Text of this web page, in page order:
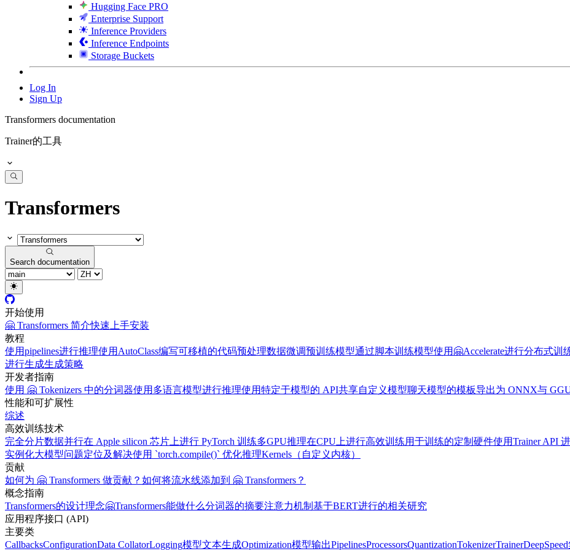
Hugging Face PRO
Enterprise Support
Inference Providers
Inference Endpoints
Storage Buckets
Log In
Sign Up
Transformers documentation
Trainer的工具
Transformers
Search documentation
开始使用
🤗 Transformers 简介快速上手安装
教程
使用pipelines进行推理使用AutoClass编写可移植的代码预处理数据微调预训练模型通过脚本训练模型使用🤗Accelerate进行分布式训
进行生成生成策略
开发者指南
使用 🤗 Tokenizers 中的分词器使用多语言模型进行推理使用特定于模型的 API共享自定义模型聊天模型的模板导出为 ONNX与
性能和可扩展性
综述
高效训练技术
完全分片数据并行在 Apple silicon 芯片上进行 PyTorch 训练多GPU推理在CPU上进行高效训练用于训练的定制硬件使用Trainer API
实例化大模型问题定位及解决使用 `torch.compile()` 优化推理Kernels（自定义内核）
贡献
如何为 🤗 Transformers 做贡献？ 如何将流水线添加到 🤗 Transformers？
概念指南
Transformers的设计理念🤗Transformers能做什么分词器的摘要注意力机制 基于BERT进行的相关研究
应用程序接口 (API)
主要类
CallbacksConfigurationData CollatorLogging模型文本生成Optimization模型输出PipelinesProcessorsQuantizationTokenizerTrainer